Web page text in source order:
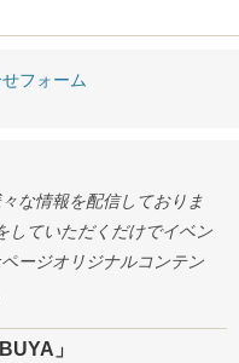
フォーム
な情報を配信しておりま
していただくだけでイベン
ージオリジナルコンテン
」